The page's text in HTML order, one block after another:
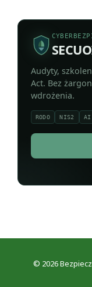
Audyty,
Act. Bez
wdrożenia.
RODO NIS2
© 2026